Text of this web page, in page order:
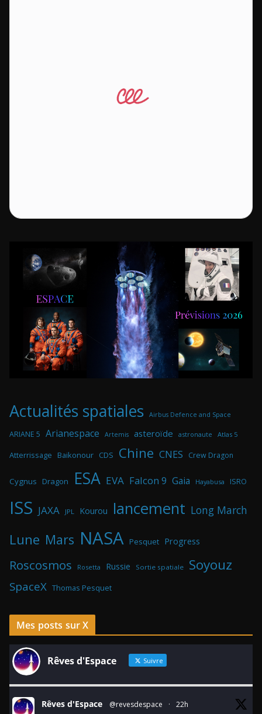
Actualités spatiales Airbus Defence and Space
ARIANE 5 Arianespace Artemis asteroïde astronaute Atlas 5
Atterrissage Baikonour CDS Chine CNES Crew Dragon
Cygnus Dragon ESA EVA Falcon 9 Gaia Hayabusa ISRO
ISS JAXA JPL Kourou lancement Long March
Lune Mars NASA Pesquet Progress
Roscosmos Rosetta Russie Sortie spatiale Soyouz
SpaceX Thomas Pesquet
Mes posts sur X
Rêves d'Espace Suivre
Rêves d'Espace @revesdespace · 22h